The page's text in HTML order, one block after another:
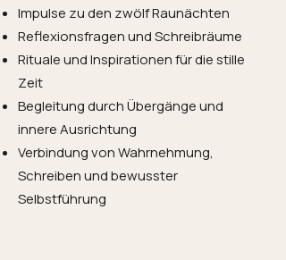
Impulse zu den zwölf Raunächten
Reflexionsfragen und Schreibräume
Rituale und Inspirationen für die stille
Zeit
Begleitung durch Übergänge und
innere Ausrichtung
Verbindung von Wahrnehmung,
Schreiben und bewusster
Selbstführung